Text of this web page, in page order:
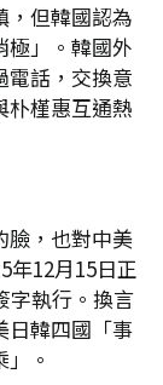
，但韓國認為
極」。韓國外
電話，交換意
朴槿惠互通熱
臉，也對中美
年12月15日正
字執行。換言
日韓四國「事
。